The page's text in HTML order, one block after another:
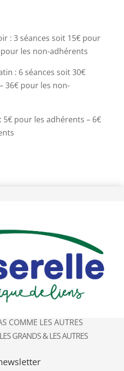
: 3 séances soit 15€ pour
les non-adhérents
: 6 séances soit 30€
36€ pour les non-
5€ pour les adhérents – 6€
COMME LES AUTRES
GRANDS & LES AUTRES